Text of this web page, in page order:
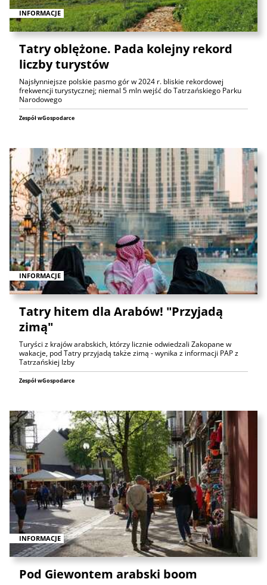
INFORMACJE
Tatry oblężone. Pada kolejny rekord
liczby turystów
Najsłynniejsze polskie pasmo gór w 2024 r. bliskie rekordowej
frekwencji turystycznej; niemal 5 mln wejść do Tatrzańskiego Parku
Narodowego
Zespół wGospodarce
INFORMACJE
Tatry hitem dla Arabów! "Przyjadą
zimą"
Turyści z krajów arabskich, którzy licznie odwiedzali Zakopane w
wakacje, pod Tatry przyjadą także zimą - wynika z informacji PAP z
Tatrzańskiej Izby
Zespół wGospodarce
INFORMACJE
Pod Giewontem arabski boom